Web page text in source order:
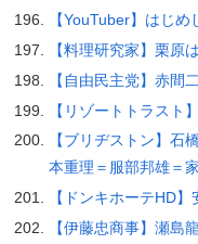
【YouTuber】はじめ
【料理研究家】栗原
【自由民主党】赤間
【リゾートトラスト
【ブリヂストン】石
本重理＝服部邦雄＝
【ドンキホーテHD】
【伊藤忠商事】瀬島